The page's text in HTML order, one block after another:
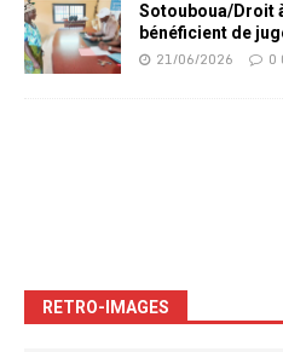
Sotouboua/Droit
bénéficient de
21/06/2026 0
RETRO-IMAGES